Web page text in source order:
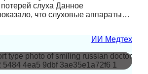
слуха Данное
что слуховые аппараты…
ИИ Медтех